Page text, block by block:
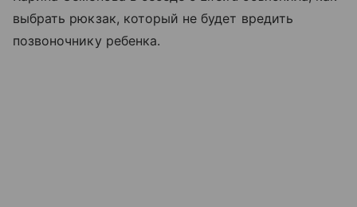
выбрать рюкзак, который не будет вредить
позвоночнику ребенка.